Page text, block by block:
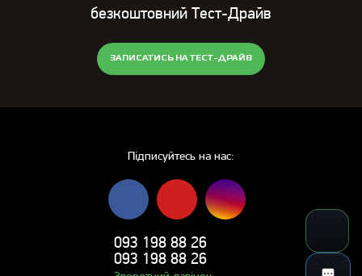
безкоштовний Тест-Драйв
ЗАПИСАТИСЬ НА ТЕСТ-ДРАЙВ
Підписуйтесь на нас:
093 198 88 26
093 198 88 26